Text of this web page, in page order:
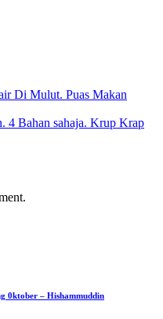
Di Mulut. Puas Makan
4 Bahan sahaja. Krup Krap
0ktober – Hishammuddin